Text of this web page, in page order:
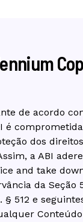
de acordo
é
dos
a ABI
and take
da Seção
§ 512 e